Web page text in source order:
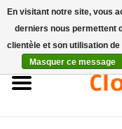
Accueil
En visitant notre site, vous
derniers nous permettent
clientèle et son utilisation
Masquer ce message